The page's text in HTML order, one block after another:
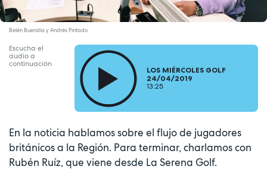
Belén Buendía y Andrés Pintado
Escucha el
audio a
continuación
LOS MIÉRCOLES GOLF
24/04/2019
13:25
En la noticia hablamos sobre el flujo de jugadores
británicos a la Región. Para terminar, charlamos con
Rubén Ruíz, que viene desde La Serena Golf.